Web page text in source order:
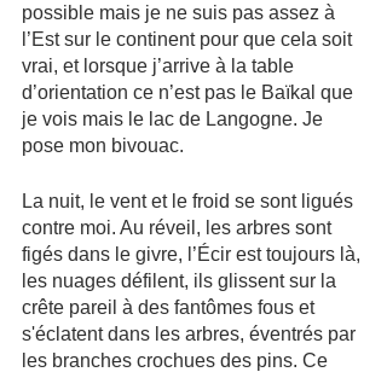
possible mais je ne suis pas assez à
l’Est sur le continent pour que cela soit
vrai, et lorsque j’arrive à la table
d’orientation ce n’est pas le Baïkal que
je vois mais le lac de Langogne. Je
pose mon bivouac.
La nuit, le vent et le froid se sont ligués
contre moi. Au réveil, les arbres sont
figés dans le givre, l’Écir est toujours là,
les nuages défilent, ils glissent sur la
crête pareil à des fantômes fous et
s'éclatent dans les arbres, éventrés par
les branches crochues des pins. Ce